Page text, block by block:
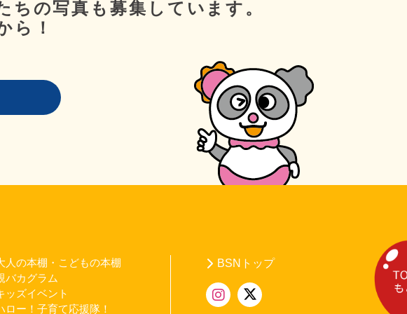
の写真も募集しています。
ら！
人の本棚・こどもの本棚
バカグラム
ッズイベント
ロー！子育て応援隊！
BSNトップ